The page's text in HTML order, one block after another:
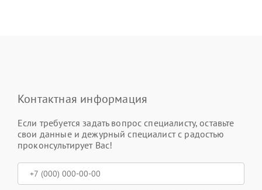
Контактная информация
Если требуется задать вопрос специалисту, оставьте
свои данные и дежурный специалист с радостью
проконсультирует Вас!